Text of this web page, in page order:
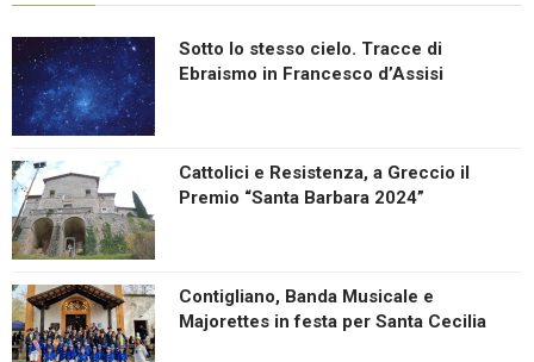
Sotto lo stesso cielo. Tracce di
Ebraismo in Francesco d’Assisi
Cattolici e Resistenza, a Greccio il
Premio “Santa Barbara 2024”
Contigliano, Banda Musicale e
Majorettes in festa per Santa Cecilia